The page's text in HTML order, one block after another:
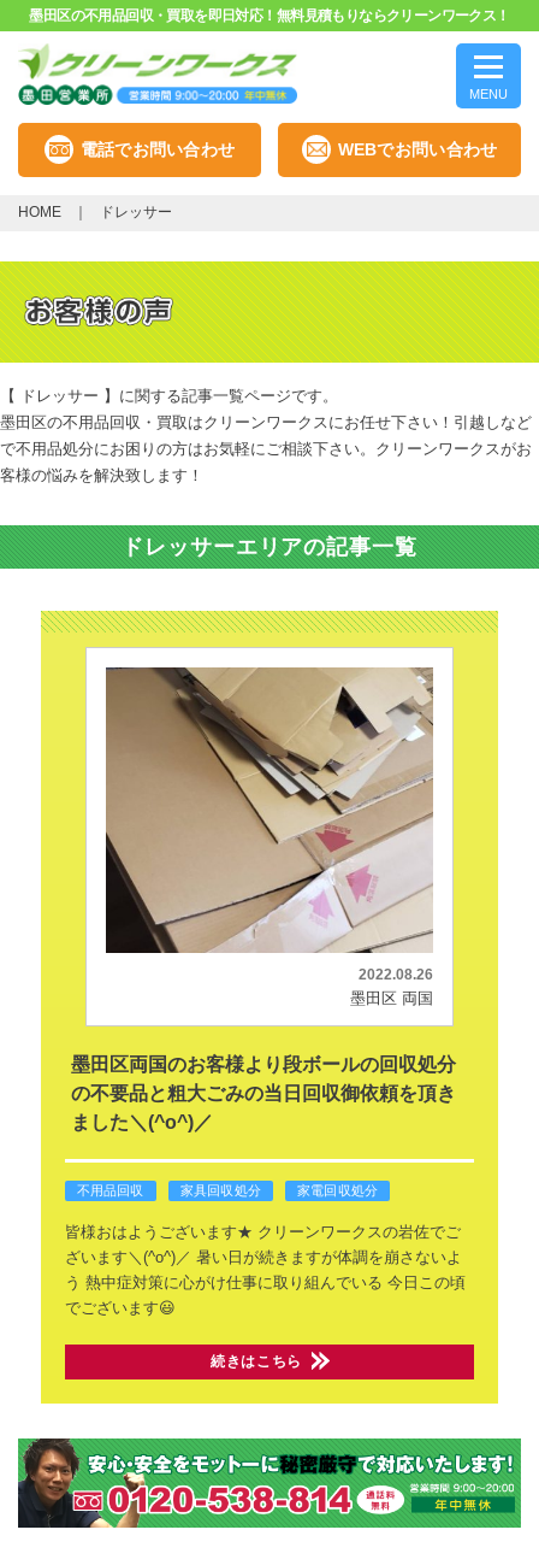
墨田区の不用品回収・買取を即日対応！無料見積もりならクリーンワークス！
MENU
電話でお問い合わせ WEBでお問い合わせ
HOME ドレッサー
【 ドレッサー 】に関する記事一覧ページです。
墨田区の不用品回収・買取はクリーンワークスにお任せ下さい！引越しなど
で不用品処分にお困りの方はお気軽にご相談下さい。クリーンワークスがお
客様の悩みを解決致します！
ドレッサーエリアの記事一覧
2022.08.26
墨田区 両国
墨田区両国のお客様より段ボールの回収処分
の不要品と粗大ごみの当日回収御依頼を頂き
ました＼(^o^)／
不用品回収 家具回収処分 家電回収処分
皆様おはようございます★ クリーンワークスの岩佐でご
ざいます＼(^o^)／ 暑い日が続きますが体調を崩さないよ
う 熱中症対策に心がけ仕事に取り組んでいる 今日この頃
でございます😃
続きはこちら